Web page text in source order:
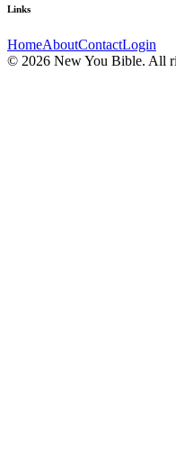
Links
HomeAboutContactLogin
© 2026 New You Bible. All